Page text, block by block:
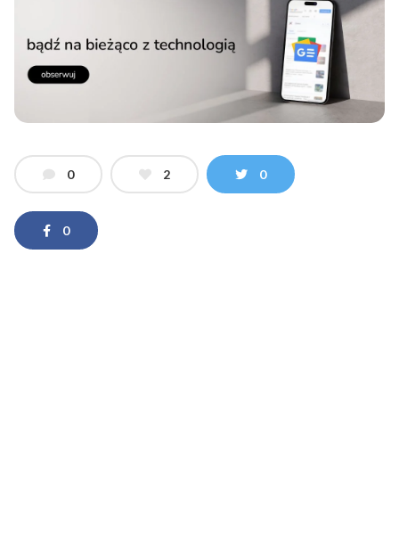
0 2 0
0